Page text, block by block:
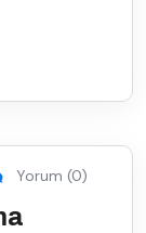
Yorum (0)